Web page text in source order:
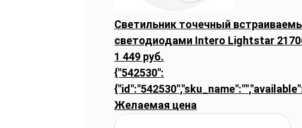
Светильник точечный
светодиодами Intero Lightstar
1 449 руб.
{"542530":
Желаемая цена